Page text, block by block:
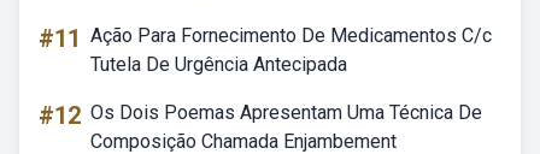
#11 Ação Para Fornecimento De Medicamentos C/c
Tutela De Urgência Antecipada
#12 Os Dois Poemas Apresentam Uma Técnica De
Composição Chamada Enjambement